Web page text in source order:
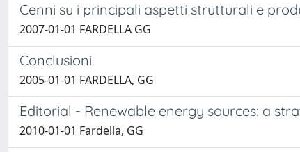
Cenni su i principali aspetti strutturali e
2007-01-01 FARDELLA GG
Conclusioni
2005-01-01 FARDELLA, GG
Editorial - Renewable energy sources: a
2010-01-01 Fardella, GG